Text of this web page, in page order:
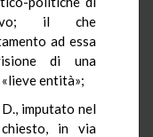
il che
ad essa
di una
entità»;
imputato nel
in via